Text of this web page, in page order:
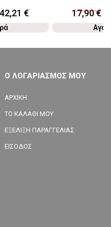
42,21 € 17,90€
Ο ΛΟΓΑΡΙΑΣΜΟΣ ΜΟΥ
ΑΡΧΙΚΗ
ΤΟ ΚΑΛΑΘΙ ΜΟΥ
ΕΞΕΛΙΞΗ ΠΑΡΑΓΓΕΛΙΑΣ
ΕΙΣΟΔΟΣ